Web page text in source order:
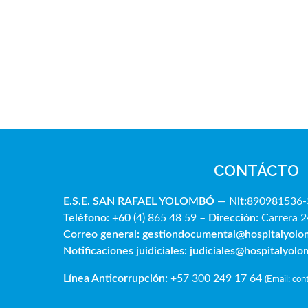
CONTÁCTO
E.S.E. SAN RAFAEL YOLOMBÓ — Nit:
Teléfono: +60 (4) 865 48 59 – Dirección: Carrera
Correo general:
Notificaciones juidiciales:
Línea Anticorrupción: +57 300 249 17 64 (Email: